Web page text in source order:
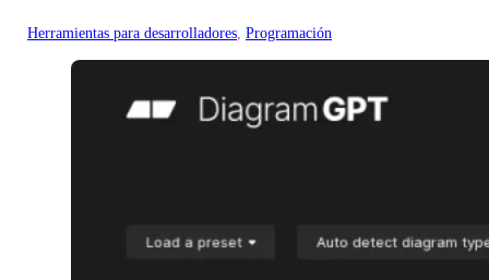
Herramientas para desarrolladores, Programación